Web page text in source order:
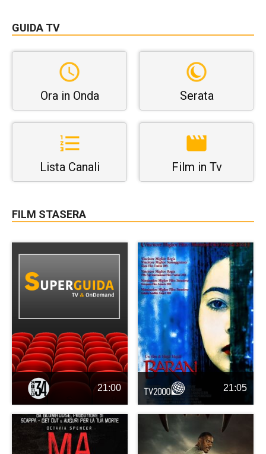
GUIDA TV
Ora in Onda Serata
Lista Canali Film in Tv
FILM STASERA
21:00 21:05